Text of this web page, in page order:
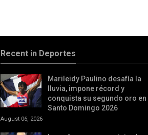
Recent in Deportes
Marileidy Paulino desafía la
lluvia, impone récord y
conquista su segundo oro en
Santo Domingo 2026
August 06, 2026